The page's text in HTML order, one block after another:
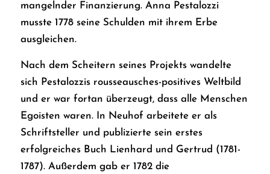
mangelnder Finanzierung. Anna Pestalozzi
musste 1778 seine Schulden mit ihrem Erbe
ausgleichen.
Nach dem Scheitern seines Projekts wandelte
sich Pestalozzis rousseausches-positives Weltbild
und er war fortan überzeugt, dass alle Menschen
Egoisten waren. In Neuhof arbeitete er als
Schriftsteller und publizierte sein erstes
erfolgreiches Buch Lienhard und Gertrud (1781-
1787). Außerdem gab er 1782 die